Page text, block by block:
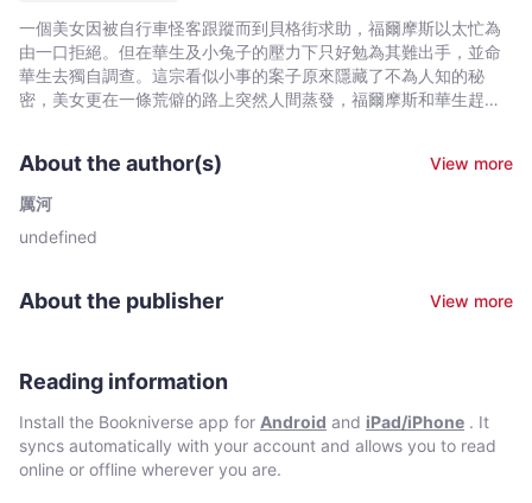
10
-
厲
Bookniverse
一個美女因被自行車怪客跟蹤而到貝格街求助，福爾摩斯以太忙為
由一口拒絕。但在華生及小兔子的壓力下只好勉為其難出手，並命
華生去獨自調查。這宗看似小事的案子原來隱藏了不為人知的秘
密，美女更在一條荒僻的路上突然人間蒸發，福爾摩斯和華生趕往
About the author(s)
View more
厲河
undefined
About the publisher View more
Reading information
Install the Bookniverse app for Android and iPad/iPhone . It
syncs automatically with your account and allows you to read
online or offline wherever you are.